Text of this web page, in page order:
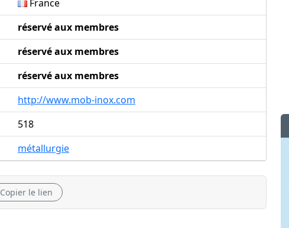
France
réservé aux membres
réservé aux membres
réservé aux membres
http://www.mob-inox.com
518
métallurgie
Copier le lien